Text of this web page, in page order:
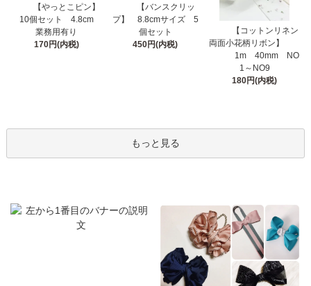
【やっとこピン】
10個セット 4.8cm
業務用有り
170円(内税)
【バンスクリッ
プ】 8.8cmサイズ 5
個セット
450円(内税)
【コットンリネン
両面小花柄リボン】
1m 40mm NO
1～NO9
180円(内税)
もっと見る